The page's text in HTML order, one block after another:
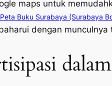
maps untuk
Peta Buku Surabaya (Surabaya
dengan